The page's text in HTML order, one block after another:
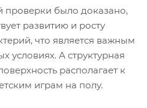
проверки было доказано,
развитию и росту
что является важным
условиях. А структурная
располагает к
играм на полу.